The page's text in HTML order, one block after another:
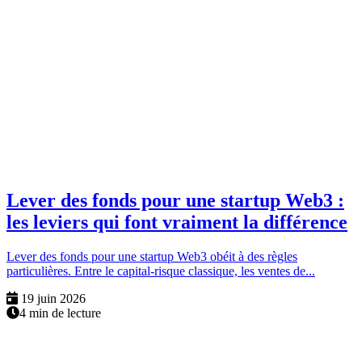
Lever des fonds pour une startup Web3 :
les leviers qui font vraiment la différence
Lever des fonds pour une startup Web3 obéit à des règles
particulières. Entre le capital-risque classique, les ventes de...
19 juin 2026
4 min de lecture